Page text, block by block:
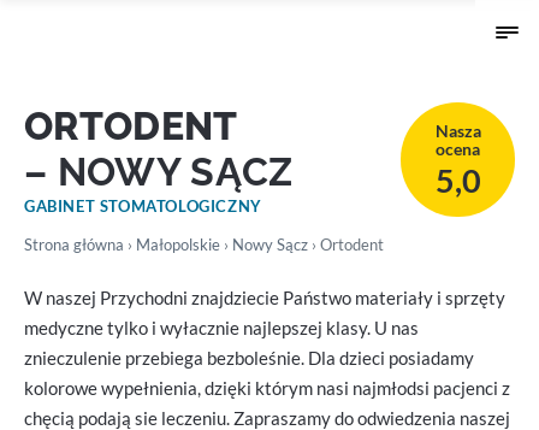
ORTODENT
– NOWY SĄCZ
GABINET STOMATOLOGICZNY
Nasza
ocena
5,0
Strona główna › Małopolskie › Nowy Sącz › Ortodent
W naszej Przychodni znajdziecie Państwo materiały i sprzęty
medyczne tylko i wyłacznie najlepszej klasy. U nas
znieczulenie przebiega bezboleśnie. Dla dzieci posiadamy
kolorowe wypełnienia, dzięki którym nasi najmłodsi pacjenci z
chęcią podają sie leczeniu. Zapraszamy do odwiedzenia naszej